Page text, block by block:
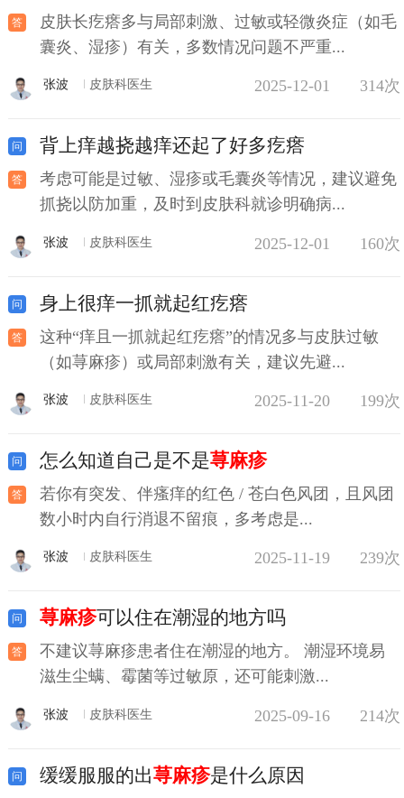
皮肤长疙瘩多与局部刺激、过敏或轻微炎症（如毛
囊炎、湿疹）有关，多数情况问题不严重...
张波 皮肤科医生 2025-12-01 314次
背上痒越挠越痒还起了好多疙瘩
考虑可能是过敏、湿疹或毛囊炎等情况，建议避免
抓挠以防加重，及时到皮肤科就诊明确病...
张波 皮肤科医生 2025-12-01 160次
身上很痒一抓就起红疙瘩
这种“痒且一抓就起红疙瘩”的情况多与皮肤过敏
（如荨麻疹）或局部刺激有关，建议先避...
张波 皮肤科医生 2025-11-20 199次
怎么知道自己是不是荨麻疹
若你有突发、伴瘙痒的红色 / 苍白色风团，且风团
数小时内自行消退不留痕，多考虑是...
张波 皮肤科医生 2025-11-19 239次
荨麻疹可以住在潮湿的地方吗
不建议荨麻疹患者住在潮湿的地方。 潮湿环境易
滋生尘螨、霉菌等过敏原，还可能刺激...
张波 皮肤科医生 2025-09-16 214次
缓缓服服的出荨麻疹是什么原因